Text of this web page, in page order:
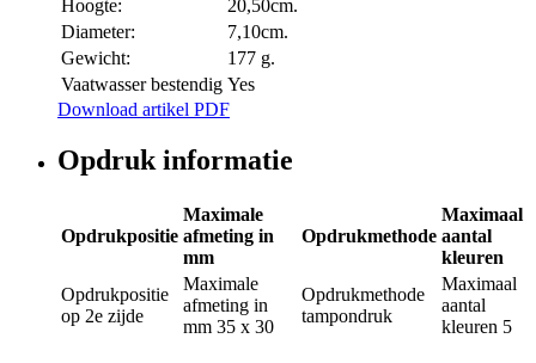
Hoogte:
20,50cm.
Diameter:
7,10cm.
Gewicht:
177 g.
Vaatwasser bestendig Yes
Download artikel PDF
Opdruk informatie
Opdrukpositie
Maximale
afmeting in
mm
Opdrukmethode
Maximaal
aantal
kleuren
Opdrukpositie
op 2e zijde
Maximale
afmeting in
mm 35 x 30
Opdrukmethode
tampondruk
Maximaal
aantal
kleuren 5